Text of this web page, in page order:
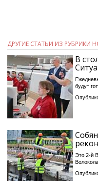
ДРУГИЕ СТАТЬИ ИЗ РУБРИКИ
В
будут
Это 2-й